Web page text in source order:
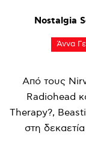
Nostalgia
Άννα
Από τους
Radiohead
Therapy?,
στη